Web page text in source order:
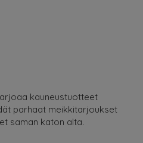
kauneustuotteet
parhaat meikkitarjoukset
saman katon alta.